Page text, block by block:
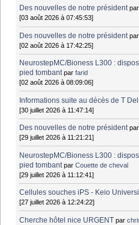
Des nouvelles de notre président
[03 août 2026 à 07:45:53]
Des nouvelles de notre président par
[02 août 2026 à 17:42:25]
NeurostepMC/Bioness L300 :
pied tombant parfarid
[02 août 2026 à 08:09:06]
Informations suite au décès de T
[30 juillet 2026 à 11:47:14]
Des nouvelles de notre président
[29 juillet 2026 à 11:21:21]
NeurostepMC/Bioness L300 :
pied tombant parCouette de cheval
[29 juillet 2026 à 11:12:41]
Cellules souches iPS - Keio
[27 juillet 2026 à 12:24:22]
Cherche hôtel nice URGENT par